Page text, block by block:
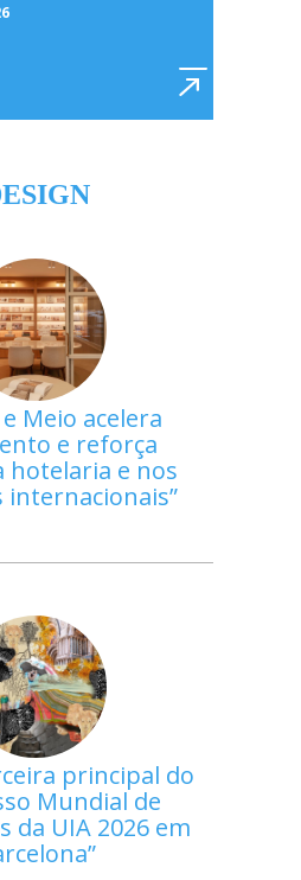
Meio acelera
e reforça
hotelaria e nos
internacionais
principal do
Mundial de
da UIA 2026 em